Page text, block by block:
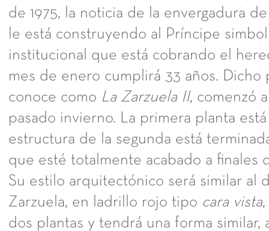
de 1975, la noticia de la envergadura
le está construyendo al Príncipe
institucional que está cobrando el
mes de enero cumplirá 33 años. Dicho
conoce como La Zarzuela II, comenzó
pasado invierno. La primera planta
estructura de la segunda está
que esté totalmente acabado a finales
Su estilo arquitectónico será similar al
Zarzuela, en ladrillo rojo tipo cara vista,
dos plantas y tendrá una forma similar,